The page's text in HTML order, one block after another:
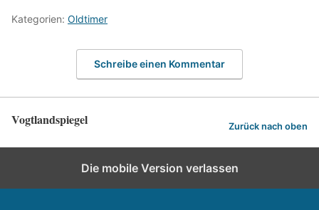
Kategorien: Oldtimer
Schreibe einen Kommentar
Vogtlandspiegel Zurück nach oben
Die mobile Version verlassen